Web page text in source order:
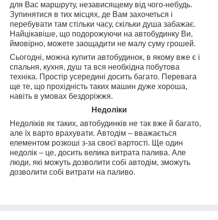
для Вас маршруту, независящему від чого-небудь.
Зупинятися в тих місцях, де Вам захочеться і
перебувати там стільки часу, скільки душа забажає.
Найцікавіше, що подорожуючи на автобудинку Ви,
ймовірно, можете заощадити не малу суму грошей.
Сьогодні, можна купити автобудинок, в якому вже є і
спальня, кухня, душ та вся необхідна побутова
техніка. Простір усередині досить багато. Перевага
ще те, що прохідність таких машин дуже хороша,
навіть в умовах бездоріжжя.
Недоліки
Недоліків як таких, автобудинків не так вже й багато,
але їх варто врахувати. Автодім – вважається
елементом розкоші з-за своєї вартості. Ще один
недолік – це, досить велика витрата палива. Але
люди, які можуть дозволити собі автодім, зможуть
дозволити собі витрати на паливо.